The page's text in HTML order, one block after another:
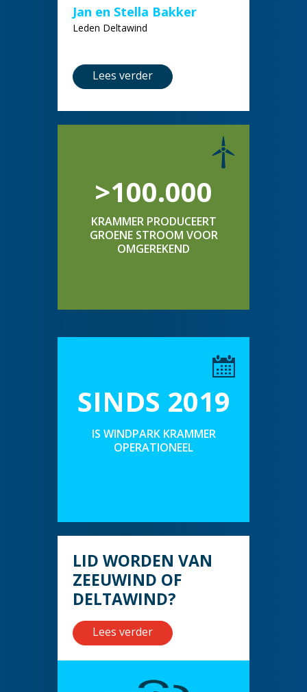
Jan en Stella Bakker
Leden Deltawind
Lees verder
>100.000
KRAMMER PRODUCEERT
GROENE STROOM VOOR
OMGEREKEND
SINDS 2019
IS WINDPARK KRAMMER
OPERATIONEEL
LID WORDEN VAN
ZEEUWIND OF
DELTAWIND?
Lees verder